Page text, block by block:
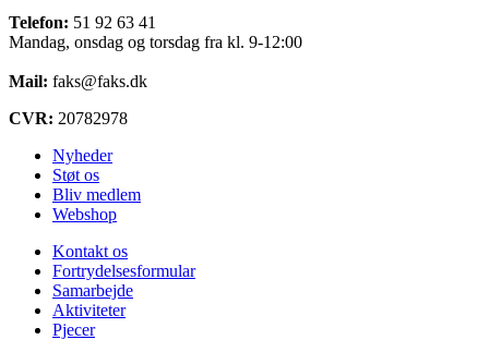
Telefon: 51 92 63 41
Mandag, onsdag og torsdag fra kl. 9-12:00
Mail: faks@faks.dk
CVR: 20782978
Nyheder
Støt os
Bliv medlem
Webshop
Kontakt os
Fortrydelsesformular
Samarbejde
Aktiviteter
Pjecer